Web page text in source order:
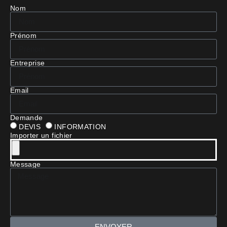
Nom
Prénom
Entreprise
Email
Demande
DEVIS
INFORMATION
Importer un fichier
Message